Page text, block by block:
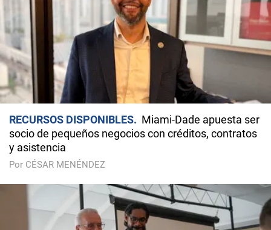
RECURSOS DISPONIBLES
Miami-Dade apuesta ser
socio de pequeños negocios con créditos, contratos
y asistencia
Por CÉSAR MENÉNDEZ